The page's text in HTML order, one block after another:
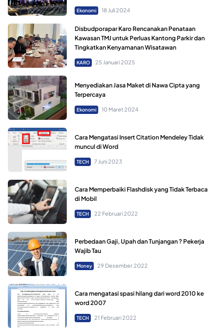
Ekonomi 18 Juli 2024
Disbudporapar Karo Rencanakan Penataan
Kawasan TMJ untuk Perluas Kantong Parkir dan
Tingkatkan Kenyamanan Wisatawan
KARO 25 Januari 2025
Menyediakan Jasa Maket di Nawa Cipta yang
Terpercaya
Ekonomi 10 Maret 2024
Cara Mengatasi Insert Citation Mendeley Tidak
muncul di Word
TECH 7 Juni 2023
Cara Memperbaiki Flashdisk yang Tidak Terbaca
di Mobil
TECH 22 Februari 2022
Perbedaan Gaji, Upah dan Tunjangan ? Pekerja
Wajib Tau
Money 29 Desember 2022
Cara mengatasi spasi hilang dari word 2010 ke
word 2007
TECH 21 Februari 2022